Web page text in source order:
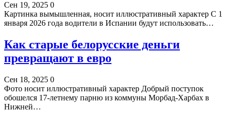
Сен 19, 2025 0
Картинка вымышленная, носит иллюстративный характер С 1
января 2026 года водители в Испании будут использовать…
Как старые белорусские деньги
превращают в евро
Сен 18, 2025 0
Фото носит иллюстративный характер Добрый поступок
обошелся 17-летнему парню из коммуны Морбад-Харбах в
Нижней…